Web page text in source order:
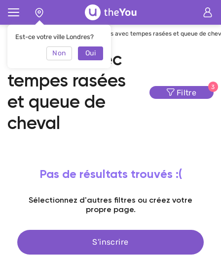
Est-ce votre ville Londres?
Non Oui
Page d'accueil Coiffure Hommes avec tempes rasées et queue de
Hommes avec
tempes rasées
et queue de
cheval
Filtre
3
Pas de résultats trouvés :(
Sélectionnez d'autres filtres ou créez votre
propre page.
S'inscrire